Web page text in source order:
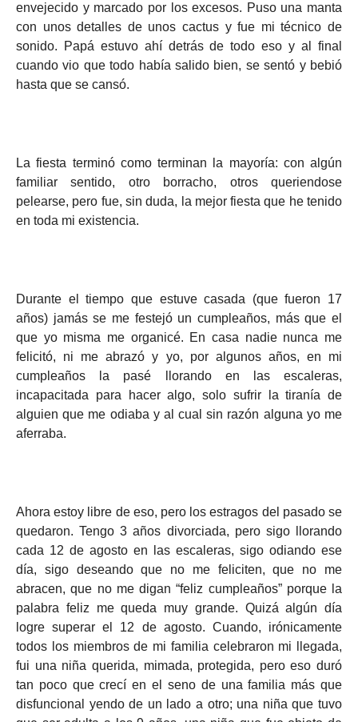
envejecido y marcado por los excesos. Puso una manta
con unos detalles de unos cactus y fue mi técnico de
sonido. Papá estuvo ahí detrás de todo eso y al final
cuando vio que todo había salido bien, se sentó y bebió
hasta que se cansó.
La fiesta terminó como terminan la mayoría: con algún
familiar sentido, otro borracho, otros queriendose
pelearse, pero fue, sin duda, la mejor fiesta que he tenido
en toda mi existencia.
Durante el tiempo que estuve casada (que fueron 17
años) jamás se me festejó un cumpleaños, más que el
que yo misma me organicé. En casa nadie nunca me
felicitó, ni me abrazó y yo, por algunos años, en mi
cumpleaños la pasé llorando en las escaleras,
incapacitada para hacer algo, solo sufrir la tiranía de
alguien que me odiaba y al cual sin razón alguna yo me
aferraba.
Ahora estoy libre de eso, pero los estragos del pasado se
quedaron. Tengo 3 años divorciada, pero sigo llorando
cada 12 de agosto en las escaleras, sigo odiando ese
día, sigo deseando que no me feliciten, que no me
abracen, que no me digan “feliz cumpleaños” porque la
palabra feliz me queda muy grande. Quizá algún día
logre superar el 12 de agosto. Cuando, irónicamente
todos los miembros de mi familia celebraron mi llegada,
fui una niña querida, mimada, protegida, pero eso duró
tan poco que crecí en el seno de una familia más que
disfuncional yendo de un lado a otro; una niña que tuvo